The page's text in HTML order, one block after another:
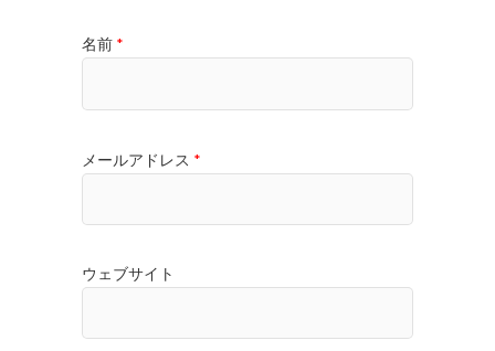
名前 *
メールアドレス *
ウェブサイト